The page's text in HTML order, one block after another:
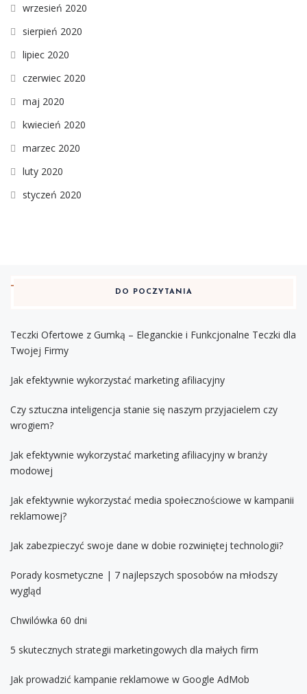
wrzesień 2020
sierpień 2020
lipiec 2020
czerwiec 2020
maj 2020
kwiecień 2020
marzec 2020
luty 2020
styczeń 2020
DO POCZYTANIA
Teczki Ofertowe z Gumką – Eleganckie i Funkcjonalne Teczki dla
Twojej Firmy
Jak efektywnie wykorzystać marketing afiliacyjny
Czy sztuczna inteligencja stanie się naszym przyjacielem czy
wrogiem?
Jak efektywnie wykorzystać marketing afiliacyjny w branży
modowej
Jak efektywnie wykorzystać media społecznościowe w kampanii
reklamowej?
Jak zabezpieczyć swoje dane w dobie rozwiniętej technologii?
Porady kosmetyczne | 7 najlepszych sposobów na młodszy
wygląd
Chwilówka 60 dni
5 skutecznych strategii marketingowych dla małych firm
Jak prowadzić kampanie reklamowe w Google AdMob